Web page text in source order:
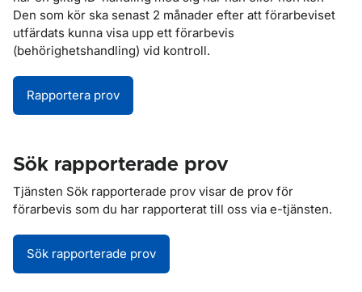
Den som kör ska senast 2 månader efter att förarbeviset
utfärdats kunna visa upp ett förarbevis
(behörighetshandling) vid kontroll.
Rapportera prov
Sök rapporterade prov
Tjänsten Sök rapporterade prov visar de prov för
förarbevis som du har rapporterat till oss via e-tjänsten.
Sök rapporterade prov